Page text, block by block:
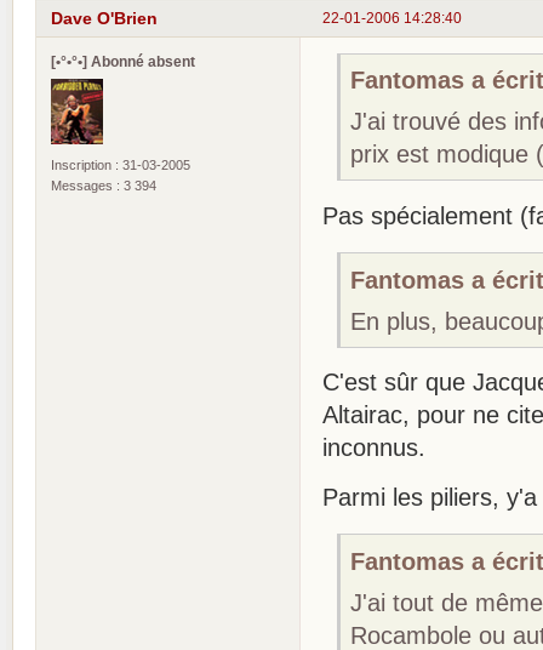
22-01-2006 14:28:40
Dave O'Brien
[•°•°•] Abonné absent
Inscription : 31-03-2005
Messages : 3 394
Fantomas a
J'ai trouvé des
prix est modique
Pas spécialement
Fantomas a
En plus,
C'est sûr que
Altairac, pour ne
inconnus.
Parmi les piliers,
Fantomas a
J'ai tout de
Rocambole ou